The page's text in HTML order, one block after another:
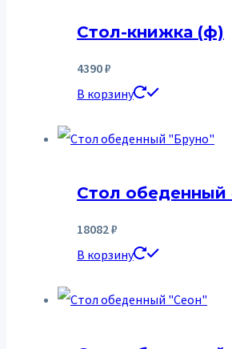
Стол-книжка (ф)
4390₽
В корзину
Стол обеденный
18082₽
В корзину